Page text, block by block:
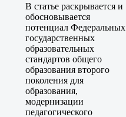
В статье раскрывается и
обосновывается
потенциал Федеральных
государственных
образовательных
стандартов общего
образования второго
поколения для
образования,
модернизации
педагогического